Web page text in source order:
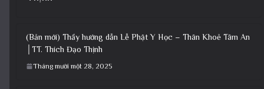
(Bản mới) Thầy hướng dẫn Lễ Phật Y Học – Thân Khoẻ Tâm An
│TT. Thích Đạo Thịnh
Tháng mười một 28, 2025